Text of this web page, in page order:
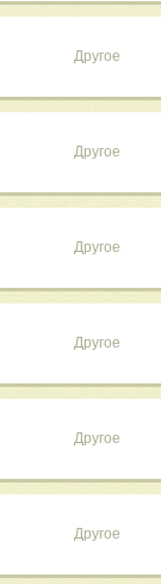
Другое
Другое
Другое
Другое
Другое
Другое